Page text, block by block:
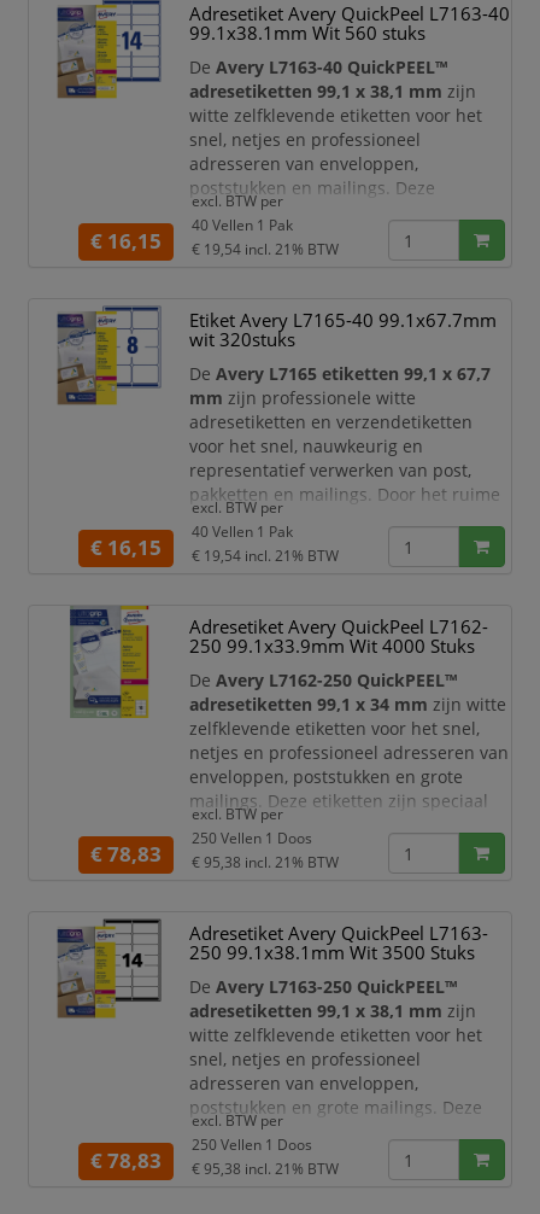
Dankzij de handigeQuickPEEL™
hulpstripverwerkt u etiketten snel en
efficiënt. Het etiketvel is voorzien van
een perforatielijn; wanneer u
Adresetiket Avery QuickPeel L7163-40
99.1x38.1mm Wit 560 stuks
DeAvery L7163-40 QuickPEEL™
adresetiketten 99,1 x 38,1 mm zijn
witte zelfklevende etiketten voor het
snel, netjes en professioneel
adresseren van enveloppen,
poststukken en mailings. Deze
etiketten zijn speciaal geschikt voor
laserprinters
en geoptimaliseerd voor
standaard envelopformaten,
Dankzij de praktischeQuickPEEL™
hulpstripverwerkt u etiketten snel en
efficiënt. Het etiketvel is voorzien van
een perforatielij
€ 16,15
excl. BTW per
40 Vellen 1 Pak
€ 19,54 incl. 21% BTW
Etiket Avery L7165-40 99.1x67.7mm
wit 320stuks
DeAvery L7165 etiketten 99,1 x 67,7
mm zijn professionele witte
adresetiketten en verzendetiketten
voor het snel, nauwkeurig en
representatief verwerken van post,
pakketten en mailings. Door het ruime
formaat zijn deze etiketten ideaal voor
C6 enveloppen
envelopformaten, grotere poststukken
ruimte gewenst is voor adresgegevens,
retourinformatie, logo’s, barcodes of
€ 16,15
excl. BTW per
40 Vellen 1 Pak
€ 19,54 incl. 21% BTW
Adresetiket Avery QuickPeel L7162-
250 99.1x33.9mm Wit 4000 Stuks
DeAvery L7162-250 QuickPEEL™
adresetiketten 99,1 x 34 mm zijn witte
zelfklevende etiketten voor het snel,
netjes en professioneel adresseren van
enveloppen, poststukken en grote
mailings. Deze etiketten zijn speciaal
geschikt voor
geoptimaliseerd voor standaard
envelopformaten, waaronder C6
Dankzij de praktischeQuickPEEL™
hulpstripverwerkt u grote aantallen
etiketten snel en efficiënt. Het etiketvel
is voorzien
€ 78,83
excl. BTW per
250 Vellen 1 Doos
€ 95,38 incl. 21% BTW
Adresetiket Avery QuickPeel L7163-
250 99.1x38.1mm Wit 3500 Stuks
DeAvery L7163-250 QuickPEEL™
adresetiketten 99,1 x 38,1 mm zijn
witte zelfklevende etiketten voor het
snel, netjes en professioneel
adresseren van enveloppen,
poststukken en grote mailings. Deze
etiketten zijn speciaal geschikt voor
laserprintersen geoptimaliseerd voor
standaard envelopformaten,
€ 78,83
excl. BTW per
250 Vellen 1 Doos
€ 95,38 incl. 21% BTW